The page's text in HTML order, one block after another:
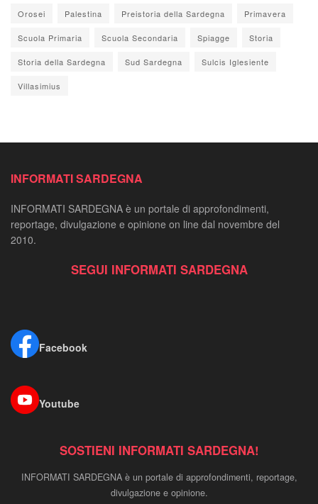
Orosei Palestina Preistoria della Sardegna Primavera
Scuola Primaria Scuola Secondaria Spiagge Storia
Storia della Sardegna Sud Sardegna Sulcis Iglesiente
Villasimius
INFORMATI SARDEGNA
INFORMATI SARDEGNA è un portale di approfondimenti,
reportage, divulgazione e opinione on line dal novembre del
2010.
SEGUI INFORMATI SARDEGNA
Facebook
Youtube
SOSTIENI INFORMATI SARDEGNA!
INFORMATI SARDEGNA è un portale di approfondimenti, reportage,
divulgazione e opinione.